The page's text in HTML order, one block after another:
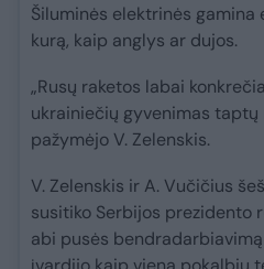
Šiluminės elektrinės
kurą, kaip anglys ar dujos.
„Rusų raketos labai
ukrainiečių gyvenimas taptų
pažymėjo V. Zelenskis.
V. Zelenskis ir A. Vučičius
susitiko Serbijos prezidento
abi pusės